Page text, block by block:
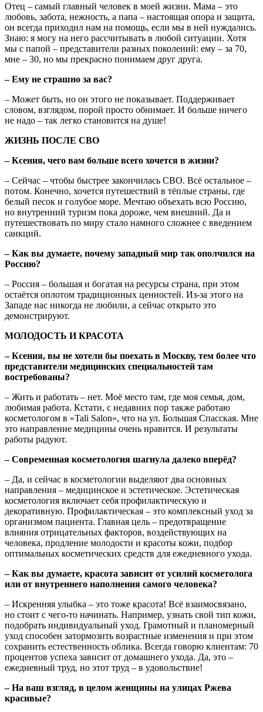
Отец – самый главный человек в моей жизни. Мама – это
любовь, забота, нежность, а папа – настоящая опора и защита,
он всегда приходил нам на помощь, если мы в ней нуждались.
Знаю: я могу на него рассчитывать в любой ситуации. Хотя
мы с папой – представители разных поколений: ему – за 70,
мне – 30, но мы прекрасно понимаем друг друга.
– Ему не страшно за вас?
– Может быть, но он этого не показывает. Поддерживает
словом, взглядом, порой просто обнимает. И больше ничего
не надо – так легко становится на душе!
ЖИЗНЬ ПОСЛЕ СВО
– Ксения, чего вам больше всего хочется в жизни?
– Сейчас – чтобы быстрее закончилась СВО. Всё остальное –
потом. Конечно, хочется путешествий в тёплые страны, где
белый песок и голубое море. Мечтаю объехать всю Россию,
но внутренний туризм пока дороже, чем внешний. Да и
путешествовать по миру стало намного сложнее с введением
санкций.
– Как вы думаете, почему западный мир так ополчился на
Россию?
– Россия – большая и богатая на ресурсы страна, при этом
остаётся оплотом традиционных ценностей. Из-за этого на
Западе нас никогда не любили, а сейчас открыто это
демонстрируют.
МОЛОДОСТЬ И КРАСОТА
– Ксения, вы не хотели бы поехать в Москву, тем более что
представители медицинских специальностей там
востребованы?
– Жить и работать – нет. Моё место там, где моя семья, дом,
любимая работа. Кстати, с недавних пор также работаю
косметологом в «Tali Salon», что на ул. Большая Спасская. Мне
это направление медицины очень нравится. И результаты
работы радуют.
– Современная косметология шагнула далеко вперёд?
– Да, и сейчас в косметологии выделяют два основных
направления – медицинское и эстетическое. Эстетическая
косметология включает себя профилактическую и
декоративную. Профилактическая – это комплексный уход за
организмом пациента. Главная цель – предотвращение
влияния отрицательных факторов, воздействующих на
человека, продление молодости и красоты кожи, подбор
оптимальных косметических средств для ежедневного ухода.
– Как вы думаете, красота зависит от усилий косметолога
или от внутреннего наполнения самого человека?
– Искренняя улыбка – это тоже красота! Всё взаимосвязано,
но стоит с чего-то начинать. Например, узнать свой тип кожи,
подобрать индивидуальный уход. Грамотный и планомерный
уход способен затормозить возрастные изменения и при этом
сохранить естественность облика. Всегда говорю клиентам: 70
процентов успеха зависит от домашнего ухода. Да, это –
ежедневный труд, но этот труд – в удовольствие!
– На ваш взгляд, в целом женщины на улицах Ржева
красивые?